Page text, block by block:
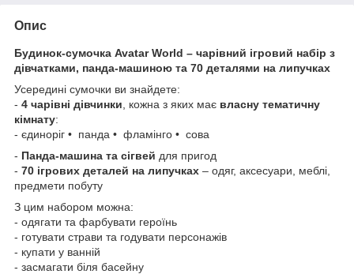
Опис
Будинок-сумочка Avatar World – чарівний ігровий набір з
дівчатками, панда-машиною та 70 деталями на липучках
Усередині сумочки ви знайдете:
- 4 чарівні дівчинки , кожна з яких має власну тематичну
кімнату:
- єдиноріг • панда • фламінго • сова
- Панда-машина та сігвей для пригод
- 70 ігрових деталей на липучках – одяг, аксесуари, меблі,
предмети побуту
З цим набором можна:
- одягати та фарбувати героїнь
- готувати страви та годувати персонажів
- купати у ванній
- засмагати біля басейну